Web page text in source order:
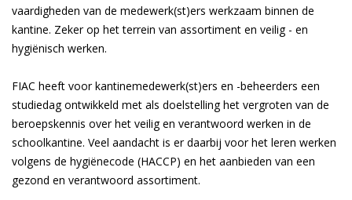
vaardigheden van de medewerk(st)ers werkzaam binnen de
kantine. Zeker op het terrein van assortiment en veilig - en
hygiënisch werken.
FIAC heeft voor kantinemedewerk(st)ers en -beheerders een
studiedag ontwikkeld met als doelstelling het vergroten van de
beroepskennis over het veilig en verantwoord werken in de
schoolkantine. Veel aandacht is er daarbij voor het leren werken
volgens de hygiënecode (HACCP) en het aanbieden van een
gezond en verantwoord assortiment.